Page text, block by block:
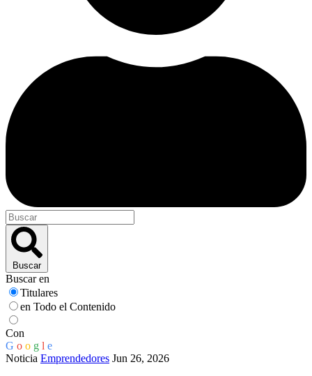
Buscar
Buscar en
Titulares
en Todo el Contenido
Con
G o o g l e
Noticia Emprendedores Jun 26, 2026